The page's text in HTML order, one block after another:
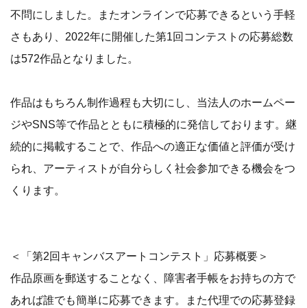
不問にしました。またオンラインで応募できるという手軽
さもあり、2022年に開催した第1回コンテストの応募総数
は572作品となりました。
作品はもちろん制作過程も大切にし、当法人のホームペー
ジやSNS等で作品とともに積極的に発信しております。継
続的に掲載することで、作品への適正な価値と評価が受け
られ、アーティストが自分らしく社会参加できる機会をつ
くります。
＜「第2回キャンバスアートコンテスト」応募概要＞
作品原画を郵送することなく、障害者手帳をお持ちの方で
あれば誰でも簡単に応募できます。また代理での応募登録